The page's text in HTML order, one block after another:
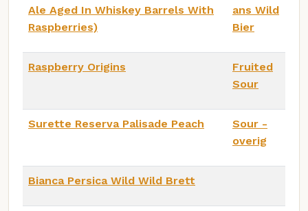
Ale Aged In Whiskey Barrels With
Raspberries)
ans Wild
Bier
Raspberry Origins
Fruited
Sour
Surette Reserva Palisade Peach
Sour -
overig
Bianca Persica Wild Wild Brett